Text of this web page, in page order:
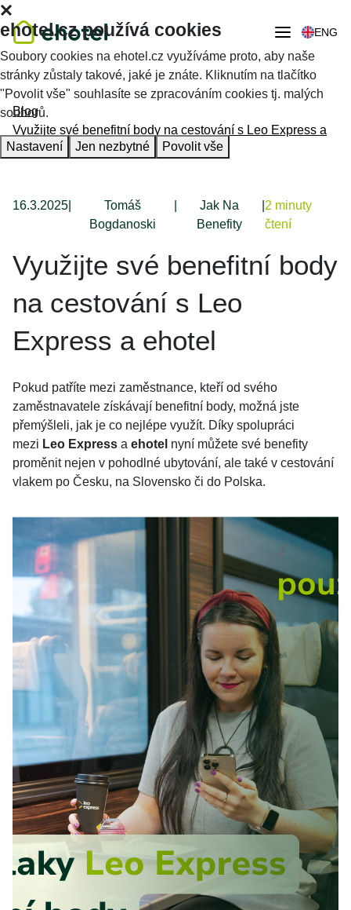
ENG
Blog
Využijte své benefitní body na cestování s Leo Express a
ehotel
16.3.2025
Tomáš
Bogdanoski
Jak Na
Benefity
2 minuty
čtení
Využijte své benefitní body
na cestování s Leo
Express a ehotel
Pokud patříte mezi zaměstnance, kteří od svého
zaměstnavatele získávají benefitní body, možná jste
přemýšleli, jak je co nejlépe využít. Díky spolupráci
mezi Leo Express a ehotel nyní můžete své benefity
proměnit nejen v pohodlné ubytování, ale také v cestování
vlakem po Česku, na Slovensko či do Polska.
ehotel.cz používá cookies
Soubory cookies na ehotel.cz využíváme proto, aby naše
stránky zůstaly takové, jaké je znáte. Kliknutím na tlačítko
"Povolit vše" souhlasíte se zpracováním cookies tj. malých
souborů.
Nastavení Jen nezbytné Povolit vše